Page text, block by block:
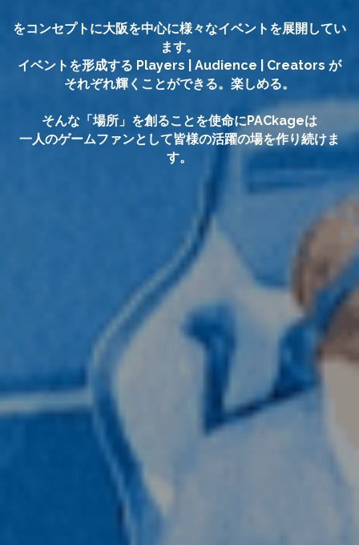
をコンセプトに大阪を中心に様々なイベントを展開してい
ます。
イベントを形成する Players | Audience | Creators が
それぞれ輝くことができる。楽しめる。
そんな「場所」を創ることを使命にPACkageは
一人のゲームファンとして皆様の活躍の場を作り続けま
す。